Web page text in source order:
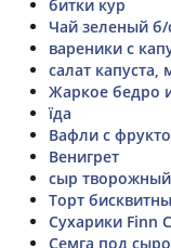
битки кур
Чай зеленый
вареники с
салат капуста,
Жаркое бедро
їда
Вафли с
Венигрет
сыр творожный
Торт
Сухарики Finn
Семга под